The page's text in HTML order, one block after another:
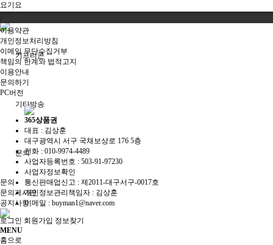
요기요
기프티콘
기타방송
문의
문의
문의게시판
공지사항
이용약관
개인정보처리방침
이메일 무단수집거부
책임의 한계와 법적고지
이용안내
문의하기
PC버전
365상품권
대표 : 김상훈
대구광역시 서구 국채보상로 176 5층
전화 : 010-9974-4489
사업자등록번호 : 503-91-97230
사업자정보확인
통신판매업신고 : 제2011-대구서구-0017호
개인정보관리책임자 : 김상훈
이메일 : buyman1@naver.com
로그인 회원가입 정보찾기
MENU
홈으로